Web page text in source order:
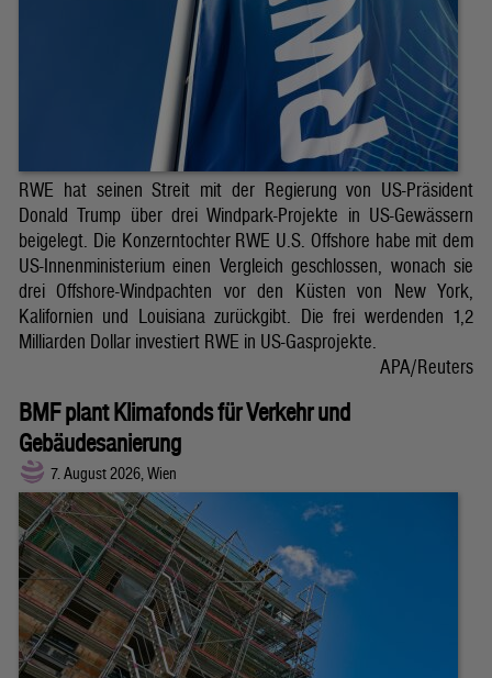
RWE hat seinen Streit mit der Regierung von US-Präsident
Donald Trump über drei Windpark-Projekte in US-Gewässern
beigelegt. Die Konzerntochter RWE U.S. Offshore habe mit dem
US-Innenministerium einen Vergleich geschlossen, wonach sie
drei Offshore-Windpachten vor den Küsten von New York,
Kalifornien und Louisiana zurückgibt. Die frei werdenden 1,2
Milliarden Dollar investiert RWE in US-Gasprojekte.
APA/Reuters
BMF plant Klimafonds für Verkehr und
Gebäudesanierung
7. August 2026, Wien